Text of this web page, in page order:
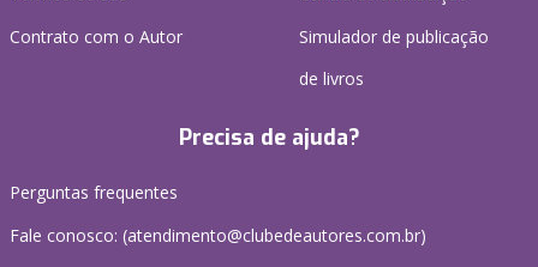
Contrato com o Autor
Simulador de publicação
de livros
Precisa de ajuda?
Perguntas frequentes
Fale conosco: (atendimento@clubedeautores.com.br)